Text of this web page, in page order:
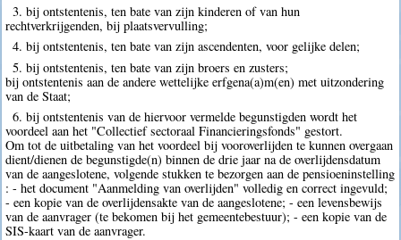
3. bij ontstentenis, ten bate van zijn kinderen of van hun
rechtverkrijgenden, bij plaatsvervulling;
4. bij ontstentenis, ten bate van zijn ascendenten, voor gelijke delen;
5. bij ontstentenis, ten bate van zijn broers en zusters;
bij ontstentenis aan de andere wettelijke erfgena(a)m(en) met uitzondering
van de Staat;
6. bij ontstentenis van de hiervoor vermelde begunstigden wordt het
voordeel aan het "Collectief sectoraal Financieringsfonds" gestort.
Om tot de uitbetaling van het voordeel bij vooroverlijden te kunnen overgaan
dient/dienen de begunstigde(n) binnen de drie jaar na de overlijdensdatum
van de aangeslotene, volgende stukken te bezorgen aan de pensioeninstelling
: - het document "Aanmelding van overlijden" volledig en correct ingevuld;
- een kopie van de overlijdensakte van de aangeslotene; - een levensbewijs
van de aanvrager (te bekomen bij het gemeentebestuur); - een kopie van de
SIS-kaart van de aanvrager.